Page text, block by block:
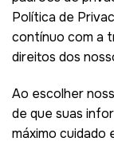
Política de
contínuo com a
direitos dos
Ao escolher
de que suas
máximo cuidado